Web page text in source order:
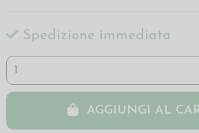
Spedizione immediata
AGGIUNGI AL